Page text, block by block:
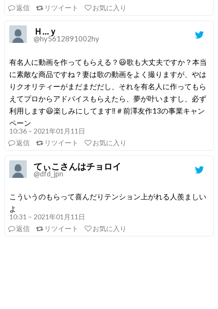
返信
リツイート お気に入り
Ｈ…ｙ
@hy5612891002hy
有名人に動画を作ってもらえる？😃歌も大丈夫ですか？本当
に素敵な商品ですね？妻は歌の動画をよく撮りますが、やは
りクオリティーがまだまだだし、それを有名人に作ってもら
えてプロからアドバイスもらえたら、夢が叶いますし、必ず
利用します😃楽しみにしてます‼️＃前澤友作13の事業キャン
ペーン
10:36 – 2021年01月11日
返信
リツイート お気に入り
てぃこさんはチョロイ
@dfd_jpn
こういうのもらって喜んだりテンション上がれる人羨ましい
よ
10:31 – 2021年01月11日
返信
リツイート お気に入り